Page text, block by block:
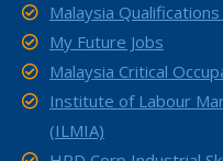
Malaysia
My Future Jobs
Malaysia Critical
Institute of Labour
(ILMIA)